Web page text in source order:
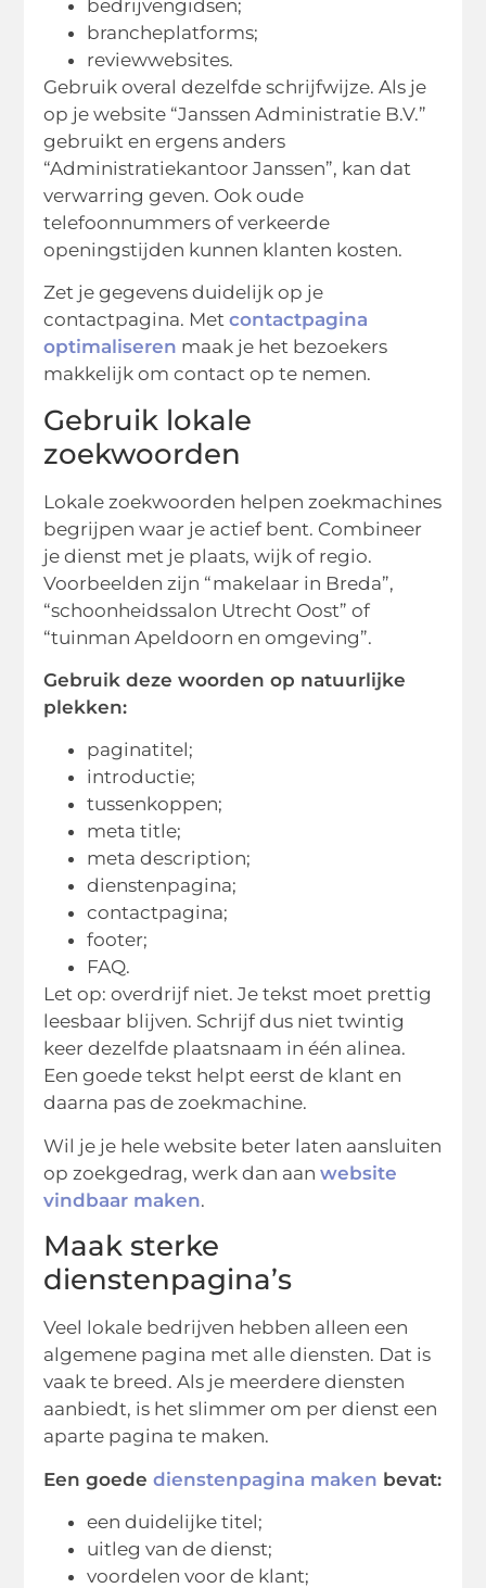
bedrijvengidsen;
brancheplatforms;
reviewwebsites.
Gebruik overal dezelfde schrijfwijze. Als je
op je website “Janssen Administratie B.V.”
gebruikt en ergens anders
“Administratiekantoor Janssen”, kan dat
verwarring geven. Ook oude
telefoonnummers of verkeerde
openingstijden kunnen klanten kosten.
Zet je gegevens duidelijk op je
contactpagina. Metcontactpagina
optimaliseren maak je het bezoekers
makkelijk om contact op te nemen.
Gebruik lokale
zoekwoorden
Lokale zoekwoorden helpen zoekmachines
begrijpen waar je actief bent. Combineer
je dienst met je plaats, wijk of regio.
Voorbeelden zijn “makelaar in Breda”,
“schoonheidssalon Utrecht Oost” of
“tuinman Apeldoorn en omgeving”.
Gebruik deze woorden op natuurlijke
plekken:
paginatitel;
introductie;
tussenkoppen;
meta title;
meta description;
dienstenpagina;
contactpagina;
footer;
FAQ.
Let op: overdrijf niet. Je tekst moet prettig
leesbaar blijven. Schrijf dus niet twintig
keer dezelfde plaatsnaam in één alinea.
Een goede tekst helpt eerst de klant en
daarna pas de zoekmachine.
Wil je je hele website beter laten aansluiten
op zoekgedrag, werk dan aanwebsite
vindbaar maken.
Maak sterke
dienstenpagina’s
Veel lokale bedrijven hebben alleen een
algemene pagina met alle diensten. Dat is
vaak te breed. Als je meerdere diensten
aanbiedt, is het slimmer om per dienst een
aparte pagina te maken.
Een goededienstenpagina maken bevat:
een duidelijke titel;
uitleg van de dienst;
voordelen voor de klant;